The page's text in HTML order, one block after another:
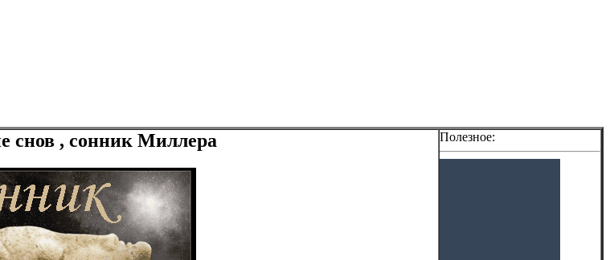
снов , сонник Миллера Полезное: